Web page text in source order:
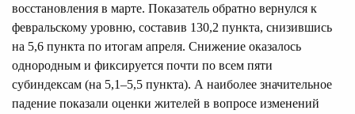
восстановления в марте. Показатель обратно вернулся к
февральскому уровню, составив 130,2 пункта, снизившись
на 5,6 пункта по итогам апреля. Снижение оказалось
однородным и фиксируется почти по всем пяти
субиндексам (на 5,1–5,5 пункта). А наиболее значительное
падение показали оценки жителей в вопросе изменений